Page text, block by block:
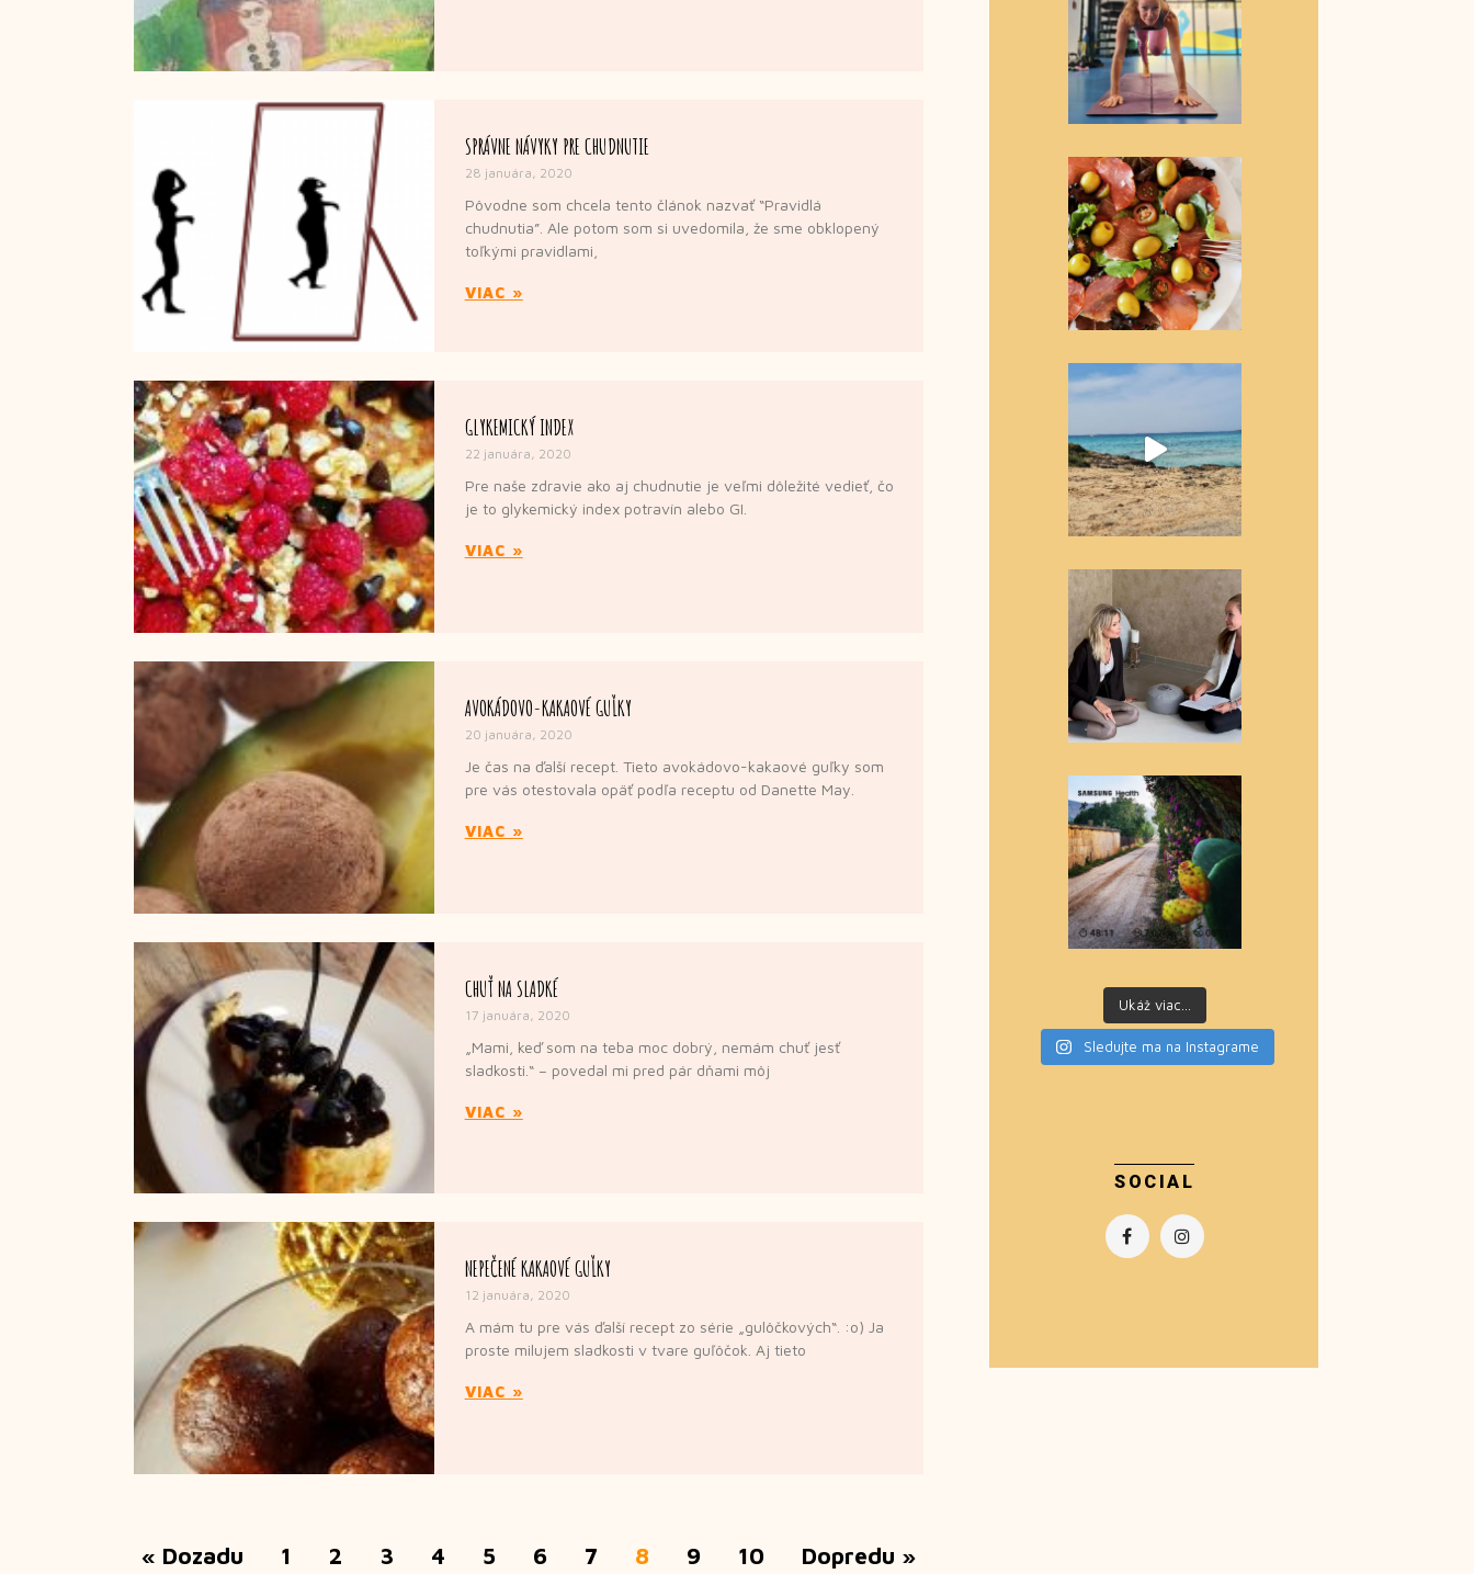
SPRÁVNE NÁVYKY PRE CHUDNUTIE
28 januára, 2020
Pôvodne som chcela tento článok nazvať “Pravidlá
chudnutia”. Ale potom som si uvedomila, že sme obklopený
toľkými pravidlami,
VIAC »
GLYKEMICKÝ INDEX
22 januára, 2020
Pre naše zdravie ako aj chudnutie je veľmi dôležité vedieť, čo
je to glykemický index potravín alebo GI.
VIAC »
AVOKÁDOVO-KAKAOVÉ GUĽKY
20 januára, 2020
Je čas na ďalší recept. Tieto avokádovo-kakaové guľky som
pre vás otestovala opäť podľa receptu od Danette May.
VIAC »
CHUŤ NA SLADKÉ
17 januára, 2020
„Mami, keď som na teba moc dobrý, nemám chuť jesť
sladkosti.“ – povedal mi pred pár dňami môj
VIAC »
NEPEČENÉ KAKAOVÉ GUĽKY
12 januára, 2020
A mám tu pre vás ďalší recept zo série „gulôčkových“. :o) Ja
proste milujem sladkosti v tvare guľôčok. Aj tieto
VIAC »
« Dozadu 1 2 3 4 5 6 7 8 9 10 Dopredu »
Ukáž viac...
Sledujte ma na Instagrame
SOCIAL